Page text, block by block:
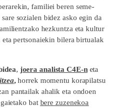
familiei beren seme-
sozialen bidez asko egin da
hezkuntza eta kultur
pertsonaiekin bilera birtualak
, joera analista C4E-neta
,horrek momentu korapilatsu
pantailak ahalik eta ondoen
bat bere zuzenekoa